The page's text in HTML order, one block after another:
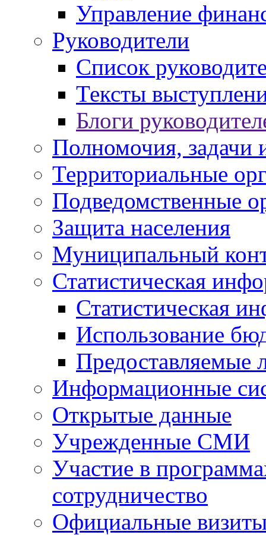
Управление
Руководители
Список
Тексты
Блоги
Полномочия, задачи
Территориальные
Подведомственные
Защита населения
Муниципальный
Статистическая
Статистическая
Использование
Предоставляемые
Информационные
Открытые данные
Учрежденные СМИ
Участие в
сотрудничество
Официальные